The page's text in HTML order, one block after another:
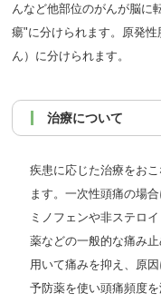
んなど他部位のがんが脳に
瘍"に分けられます。原発
ん）に分けられます。
治療について
疾患に応じた治療をお
ます。一次性頭痛の場
ミノフェンや非ステロ
薬などの一般的な痛み
用いて痛みを抑え、原
予防薬を使い頭痛頻度